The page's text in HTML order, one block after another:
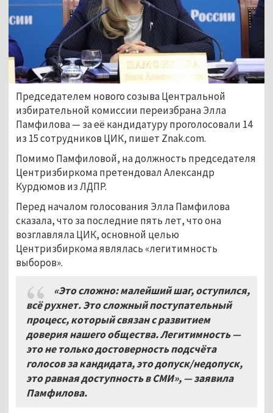
Председателем нового созыва Центральной
избирательной комиссии переизбрана Элла
Памфилова — за её кандидатуру проголосовали 14
из 15 сотрудников ЦИК, пишет Znak.com.
Помимо Памфиловой, на должность председателя
Центризбиркома претендовал Александр
Курдюмов из ЛДПР.
Перед началом голосования Элла Памфилова
сказала, что за последние пять лет, что она
возглавляла ЦИК, основной целью
Центризбиркома являлась «легитимность
выборов».
«Это сложно: малейший шаг, оступился,
всё рухнет. Это сложный поступательный
процесс, который связан с развитием
доверия нашего общества. Легитимность —
это не только достоверность подсчёта
голосов за кандидата, это допуск/недопуск,
это равная доступность в СМИ», — заявила
Памфилова.